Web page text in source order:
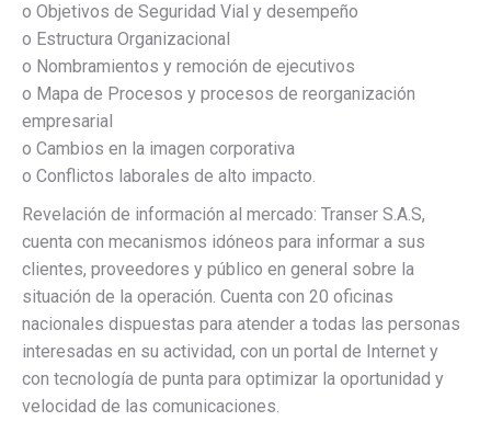
o Objetivos de Seguridad Vial y desempeño
o Estructura Organizacional
o Nombramientos y remoción de ejecutivos
o Mapa de Procesos y procesos de reorganización
empresarial
o Cambios en la imagen corporativa
o Conflictos laborales de alto impacto.
Revelación de información al mercado: Transer S.A.S,
cuenta con mecanismos idóneos para informar a sus
clientes, proveedores y público en general sobre la
situación de la operación. Cuenta con 20 oficinas
nacionales dispuestas para atender a todas las personas
interesadas en su actividad, con un portal de Internet y
con tecnología de punta para optimizar la oportunidad y
velocidad de las comunicaciones.